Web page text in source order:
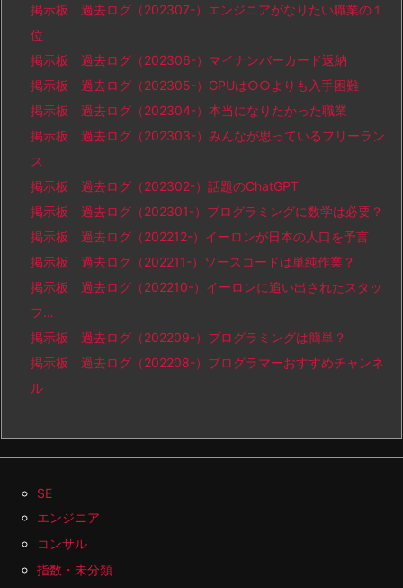
掲示板 過去ログ（202307-）エンジニアがなりたい職業の１
位
掲示板 過去ログ（202306-）マイナンバーカード返納
掲示板 過去ログ（202305-）GPUは○○よりも入手困難
掲示板 過去ログ（202304-）本当になりたかった職業
掲示板 過去ログ（202303-）みんなが思っているフリーラン
ス
掲示板 過去ログ（202302-）話題のChatGPT
掲示板 過去ログ（202301-）プログラミングに数学は必要？
掲示板 過去ログ（202212-）イーロンが日本の人口を予言
掲示板 過去ログ（202211-）ソースコードは単純作業？
掲示板 過去ログ（202210-）イーロンに追い出されたスタッ
フ…
掲示板 過去ログ（202209-）プログラミングは簡単？
掲示板 過去ログ（202208-）プログラマーおすすめチャンネ
ル
SE
エンジニア
コンサル
指数・未分類